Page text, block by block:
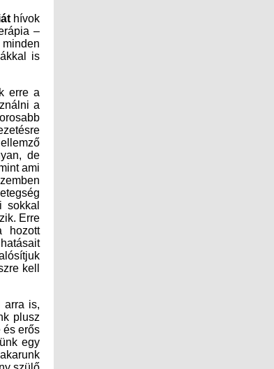
hívok
segítségül. Először erről olvashatsz, a két terület azonban – az önismeret és a virágterápia –
jelentősen összefügg, hiszen ahhoz, hogy megtaláljuk annak az okát, hogy miért van minden
bajunk ezzel a világgal, netán már addig is eljutottunk, hogy fizikai szintű problémákkal is
erre a
a
Vezetésre
jellemző
ugyan, de
mint ami
szemben
és betegség
aki sokkal
Erre
a hozott
hatásait
valósítjuk
észre kell
arra is,
mert ahhoz kapunk plusz
gyenge és erős
időszakunkban kezdünk egy
vagy mikor akarunk